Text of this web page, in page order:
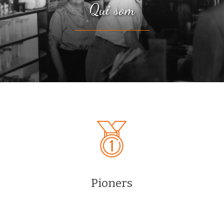
Qui som
Pioners